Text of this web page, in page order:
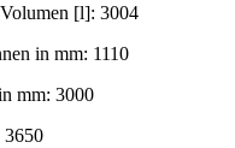
[l]: 3004
in mm: 1110
mm: 3000
3650